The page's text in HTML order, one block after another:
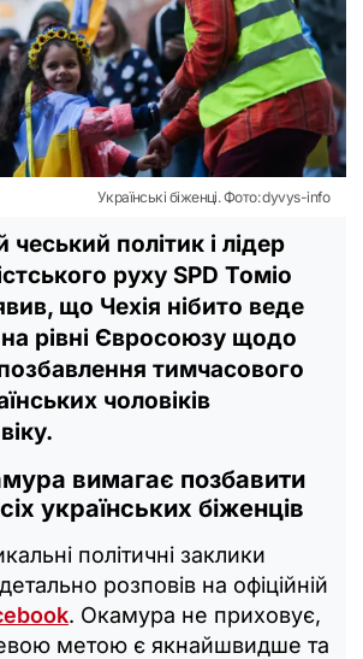
Українські біженці. Фото: dyvys-info
політик і лідер
руху SPD Томіо
що Чехія нібито веде
рівні Євросоюзу щодо
тимчасового
чоловіків
вимагає позбавити
українських біженців
політичні заклики
розповів на офіційній
. Окамура не приховує,
метою є якнайшвидше та